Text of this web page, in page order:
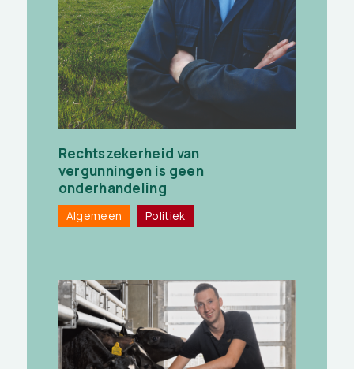
Rechtszekerheid van
vergunningen is geen
onderhandeling
Algemeen Politiek